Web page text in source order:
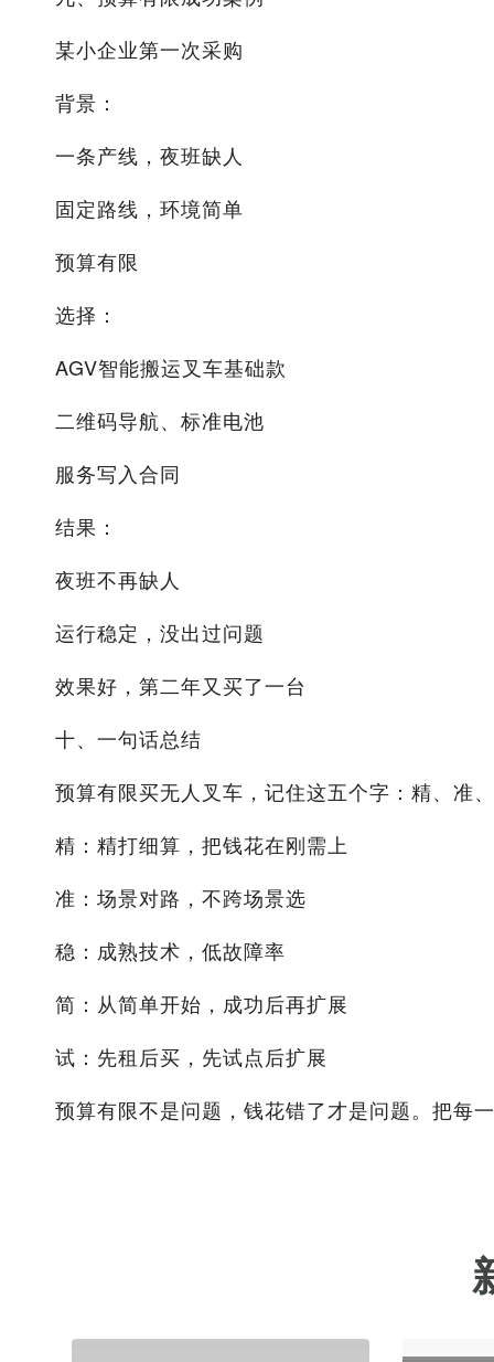
某小企业第一次采购
背景：
一条产线，夜班缺人
固定路线，环境简单
预算有限
选择：
AGV智能搬运叉车基础款
二维码导航、标准电池
服务写入合同
结果：
夜班不再缺人
运行稳定，没出过问题
效果好，第二年又买了一台
十、一句话总结
预算有限买无人叉车，记住这五个字：精、准
精：精打细算，把钱花在刚需上
准：场景对路，不跨场景选
稳：成熟技术，低故障率
简：从简单开始，成功后再扩展
试：先租后买，先试点后扩展
预算有限不是问题，钱花错了才是问题。把每